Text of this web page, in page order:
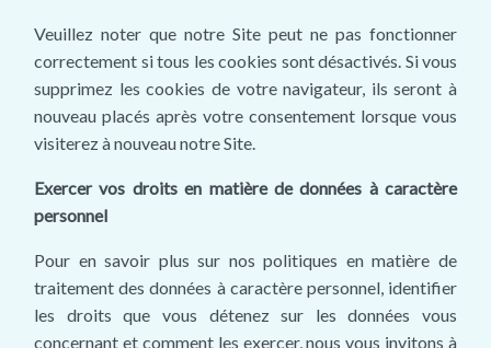
Veuillez noter que notre Site peut ne pas fonctionner
correctement si tous les cookies sont désactivés. Si vous
supprimez les cookies de votre navigateur, ils seront à
nouveau placés après votre consentement lorsque vous
visiterez à nouveau notre Site.
Exercer vos droits en matière de données à caractère
personnel
Pour en savoir plus sur nos politiques en matière de
traitement des données à caractère personnel, identifier
les droits que vous détenez sur les données vous
concernant et comment les exercer, nous vous invitons à